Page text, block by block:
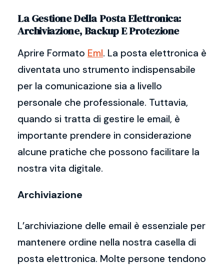
La Gestione Della Posta Elettronica:
Archiviazione, Backup E Protezione
Aprire Formato Eml. La posta elettronica è
diventata uno strumento indispensabile
per la comunicazione sia a livello
personale che professionale. Tuttavia,
quando si tratta di gestire le email, è
importante prendere in considerazione
alcune pratiche che possono facilitare la
nostra vita digitale.
Archiviazione
L’archiviazione delle email è essenziale per
mantenere ordine nella nostra casella di
posta elettronica. Molte persone tendono